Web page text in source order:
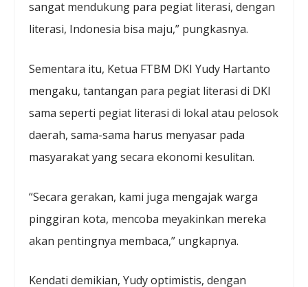
sangat mendukung para pegiat literasi, dengan
literasi, Indonesia bisa maju,” pungkasnya.
Sementara itu, Ketua FTBM DKI Yudy Hartanto
mengaku, tantangan para pegiat literasi di DKI
sama seperti pegiat literasi di lokal atau pelosok
daerah, sama-sama harus menyasar pada
masyarakat yang secara ekonomi kesulitan.
“Secara gerakan, kami juga mengajak warga
pinggiran kota, mencoba meyakinkan mereka
akan pentingnya membaca,” ungkapnya.
Kendati demikian, Yudy optimistis, dengan